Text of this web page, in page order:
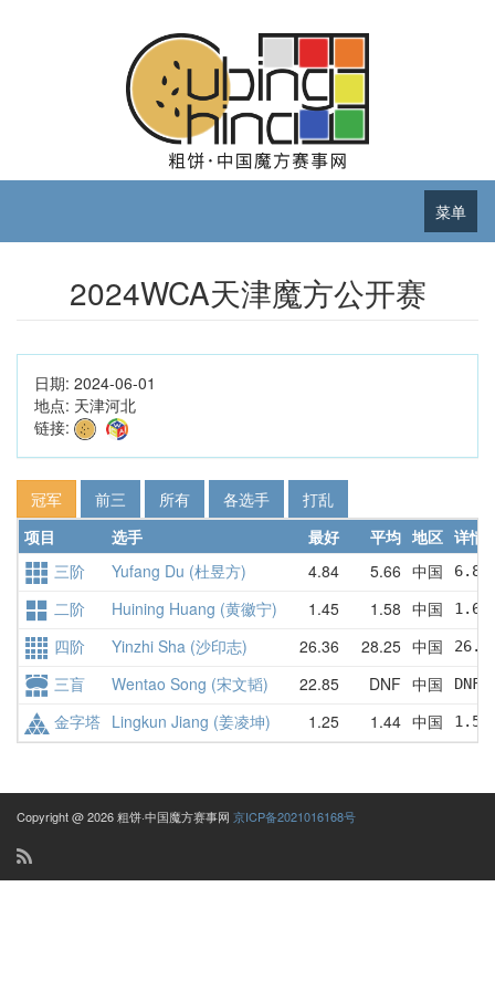
菜单
2024WCA天津魔方公开赛
日期: 2024-06-01
地点: 天津河北
链接:
冠军 前三 所有 各选手
打乱
项目
选手 最好 平均 地区 详情
三阶
Yufang Du (杜昱方) 4.84 5.66 中国
二阶 Huining Huang (黄徽宁) 1.45 1.58 中国
四阶 Yinzhi Sha (沙印志) 26.36 28.25 中国
三盲 Wentao Song (宋文韬) 22.85 DNF 中国
金字塔 Lingkun Jiang (姜凌坤) 1.25 1.44 中国
Copyright @ 2026 粗饼·中国魔方赛事网 京ICP备2021016168号